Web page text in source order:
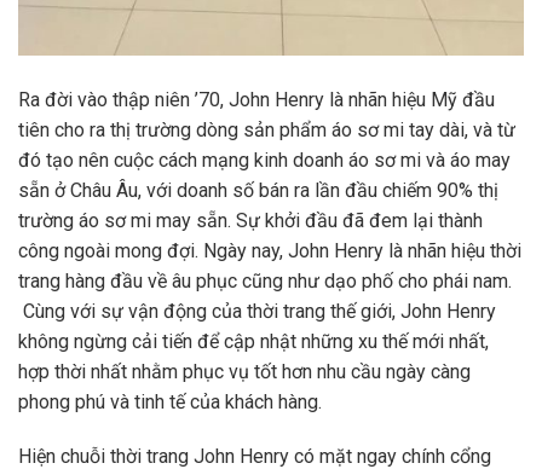
Ra đời vào thập niên ’70, John Henry là nhãn hiệu Mỹ đầu
tiên cho ra thị trường dòng sản phẩm áo sơ mi tay dài, và từ
đó tạo nên cuộc cách mạng kinh doanh áo sơ mi và áo may
sẵn ở Châu Âu, với doanh số bán ra lần đầu chiếm 90% thị
trường áo sơ mi may sẵn. Sự khởi đầu đã đem lại thành
công ngoài mong đợi. Ngày nay, John Henry là nhãn hiệu thời
trang hàng đầu về âu phục cũng như dạo phố cho phái nam.
Cùng với sự vận động của thời trang thế giới, John Henry
không ngừng cải tiến để cập nhật những xu thế mới nhất,
hợp thời nhất nhằm phục vụ tốt hơn nhu cầu ngày càng
phong phú và tinh tế của khách hàng.
Hiện chuỗi thời trang John Henry có mặt ngay chính cổng